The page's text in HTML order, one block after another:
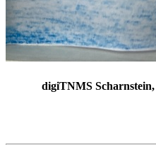
digiTNMS Scharnstein,